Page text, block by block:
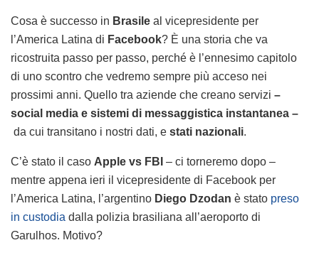
Cosa è successo in Brasile al vicepresidente per
l’America Latina di Facebook? È una storia che va
ricostruita passo per passo, perché è l’ennesimo capitolo
di uno scontro che vedremo sempre più acceso nei
prossimi anni. Quello tra aziende che creano servizi –
social media e sistemi di messaggistica instantanea –
da cui transitano i nostri dati, e stati nazionali.
C’è stato il caso Apple vs FBI – ci torneremo dopo –
mentre appena ieri il vicepresidente di Facebook per
l’America Latina, l’argentino Diego Dzodan è stato preso
in custodia dalla polizia brasiliana all’aeroporto di
Garulhos. Motivo?